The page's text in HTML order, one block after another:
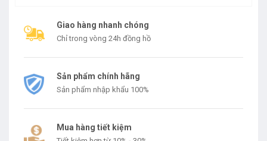
Giao hàng nhanh chóng
Chỉ trong vòng 24h đồng hồ
Sản phẩm chính hãng
Sản phẩm nhập khẩu 100%
Mua hàng tiết kiệm